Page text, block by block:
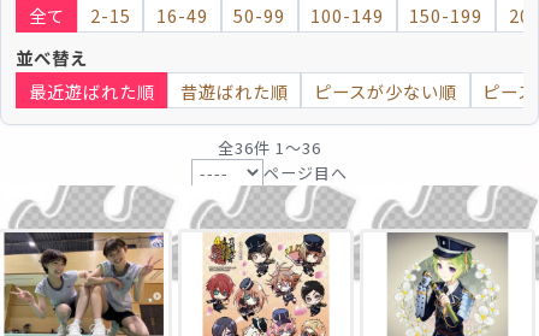
ピース数 2～15 16～49 50～99 100
モザイク モザイクのみ
全て
2-15 16-49 50-99 100-149 150-199
並べ替え
最近遊ばれた順
昔遊ばれた順 ピースが少ない順 ピー
全36件 1〜36
ページ目へ